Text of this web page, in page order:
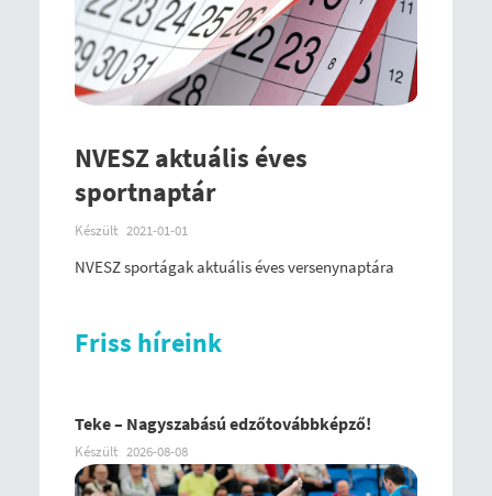
NVESZ aktuális éves
sportnaptár
Készült 2021-01-01
NVESZ sportágak aktuális éves versenynaptára
Friss híreink
Teke – Nagyszabású edzőtovábbképző!
Készült 2026-08-08